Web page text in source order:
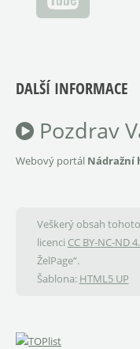
DALŠÍ INFORMACE
Pozdrav
Webový portál Nádražní
Veškerý obsah
licenci CC BY-NC-ND
ŽelPage“.
Šablona: HTML5 UP